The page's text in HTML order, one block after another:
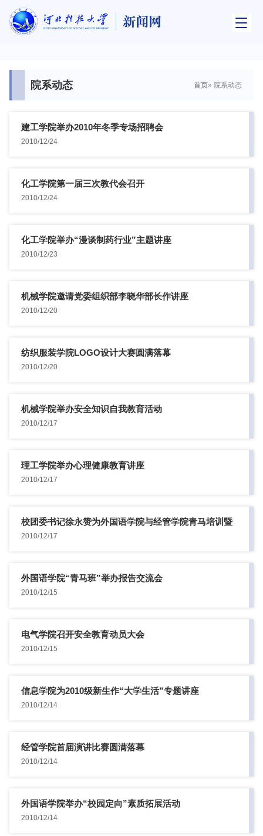
院系动态 首页» 院系动态
建工学院举办2010年冬季专场招聘会
2010/12/24
化工学院第一届三次教代会召开
2010/12/24
化工学院举办“漫谈制药行业”主题讲座
2010/12/23
机械学院邀请党委组织部李晓华部长作讲座
2010/12/20
纺织服装学院LOGO设计大赛圆满落幕
2010/12/20
机械学院举办安全知识自我教育活动
2010/12/17
理工学院举办心理健康教育讲座
2010/12/17
校团委书记徐永赞为外国语学院与经管学院青马培训暨
团学干部培训...
2010/12/17
外国语学院“青马班”举办报告交流会
2010/12/15
电气学院召开安全教育动员大会
2010/12/15
信息学院为2010级新生作“大学生活”专题讲座
2010/12/14
经管学院首届演讲比赛圆满落幕
2010/12/14
外国语学院举办“校园定向”素质拓展活动
2010/12/14